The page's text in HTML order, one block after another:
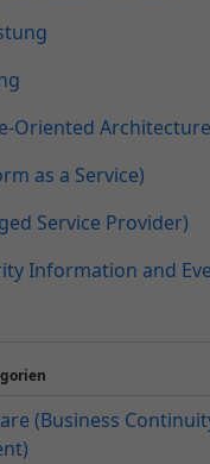
Oriented
as a Service)
Service Provider)
Information and
(Business